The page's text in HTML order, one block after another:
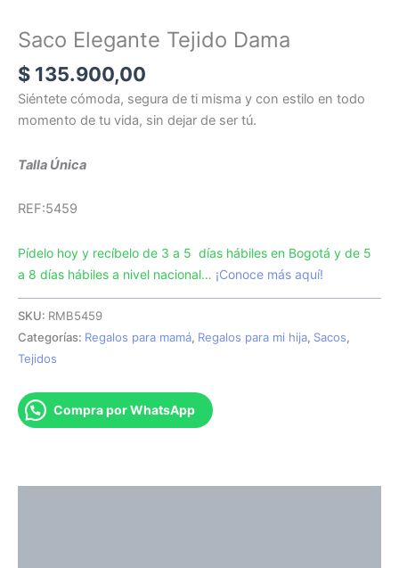
Saco Elegante Tejido Dama
$ 135.900,00
Siéntete cómoda, segura de ti misma y con estilo en todo
momento de tu vida, sin dejar de ser tú.
Talla Única
REF:5459
Pídelo hoy y recíbelo de 3 a 5 días hábiles en Bogotá y de 5
a 8 días hábiles a nivel nacional… ¡Conoce más aquí!
SKU: RMB5459
Categorías: Regalos para mamá, Regalos para mi hija, Sacos,
Tejidos
Compra por WhatsApp